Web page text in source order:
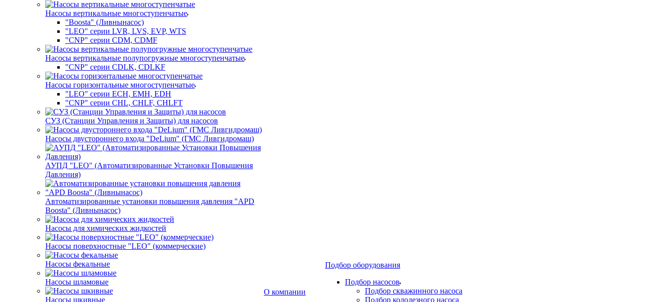
Насосы вертикальные многоступенчатые
"Boosta" (Ливнынасос)
"LEO" серии LVR, LVS, EVP, WTS
"CNP" серии CDM, CDMF
Насосы вертикальные полупогружные многоступенчатые
"CNP" серии CDLK, CDLKF
Насосы горизонтальные многоступенчатые
"LEO" серии ECH, EMH, EDH
"CNP" серии CHL, CHLF, CHLFT
СУЗ (Станции Управления и Защиты) для насосов
Насосы двустороннего входа "DeLium" (ГМС Ливгидромаш)
АУПД "LEO" (Автоматизированные Установки Повышения
Давления)
Автоматизированные установки повышения давления "APD
Boosta" (Ливнынасос)
Насосы для химических жидкостей
Насосы поверхностные "LEO" (коммерческие)
Насосы фекальные
Насосы шламовые
Насосы шкивные
О компании
Подбор оборудования
Подбор насосов
Подбор скважинного насоса
Подбор колодезного насоса